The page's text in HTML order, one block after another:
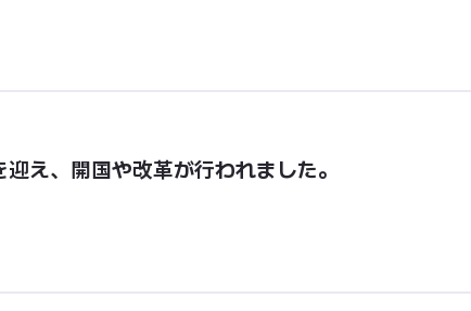
え、開国や改革が行われました。